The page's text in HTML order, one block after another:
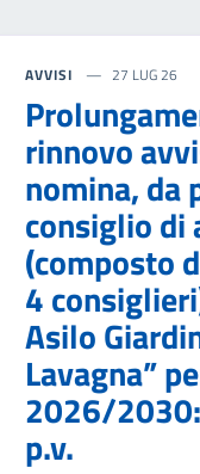
AVVISI 27 LUG 26
rinnovo
nomina, da
consiglio di
(composto
4
Asilo
Lavagna”
2026/
p.v.